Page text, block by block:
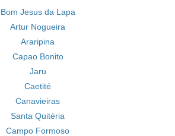
Bom Jesus da Lapa
Artur Nogueira
Araripina
Capao Bonito
Jaru
Caetité
Canavieiras
Santa Quitéria
Campo Formoso